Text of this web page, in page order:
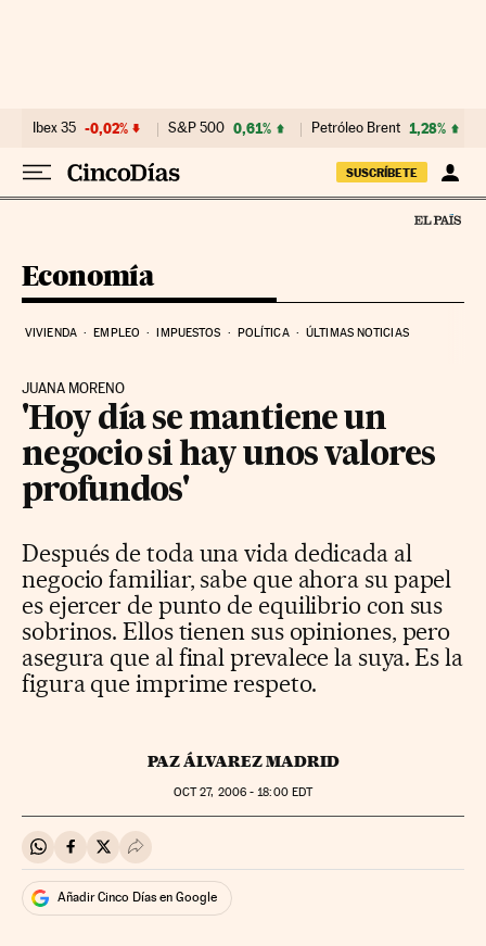
Ibex 35 -0,02% S&P 500 0,61% Petróleo Brent 1,28%
SUSCRÍBETE
Economía
VIVIENDA EMPLEO IMPUESTOS POLÍTICA ÚLTIMAS NOTICIAS
JUANA MORENO
'Hoy día se mantiene un
negocio si hay unos valores
profundos'
Después de toda una vida dedicada al
negocio familiar, sabe que ahora su papel
es ejercer de punto de equilibrio con sus
sobrinos. Ellos tienen sus opiniones, pero
asegura que al final prevalece la suya. Es la
figura que imprime respeto.
PAZ ÁLVAREZ MADRID
OCT27, 2006 - 18:00EDT
Compartir en Whatsapp
Compartir en Facebook
Compartir en Twitter
Desplegar Redes Sociales
Añadir Cinco Días en Google